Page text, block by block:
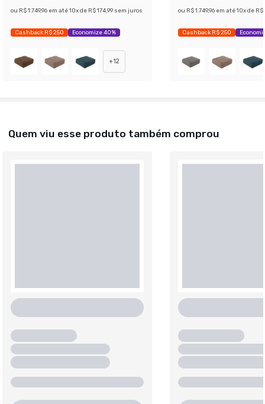
ou R$ 1.749,96 em até 10x de R$ 174,99 sem juros
Cashback R$ 250 Economize 40%
+12
ou R$ 1.749,96 em até 10x de R$
Cashback R$ 250
Quem viu esse produto também comprou